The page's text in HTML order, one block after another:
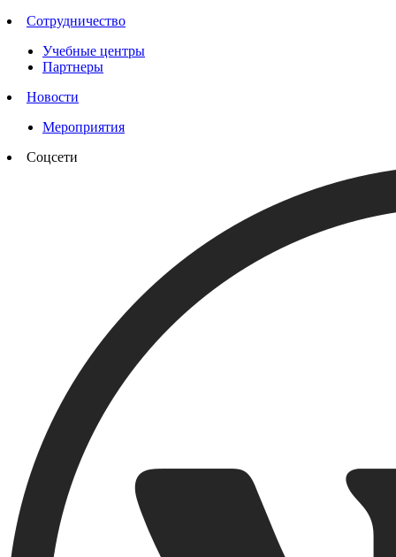
Сотрудничество
Учебные центры
Партнеры
Новости
Мероприятия
Соцсети